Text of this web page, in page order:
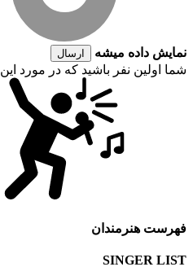
نمایش داده میشه
ارسال
شما اولین نفر باشید که در مورد این
فهرست هنرمندان
SINGER LIST